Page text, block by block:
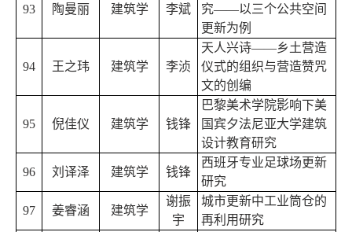
93 陶曼丽 建筑学 李斌
究——以三个公共空间
更新为例
94 王之玮 建筑学 李浈
天人兴诗——乡土营造
仪式的组织与营造赞咒
文的创编
95 倪佳仪 建筑学 钱锋
巴黎美术学院影响下美
国宾夕法尼亚大学建筑
设计教育研究
96 刘译泽 建筑学 钱锋
西班牙专业足球场更新
研究
97 姜睿涵 建筑学
谢振
宇
城市更新中工业筒仓的
再利用研究